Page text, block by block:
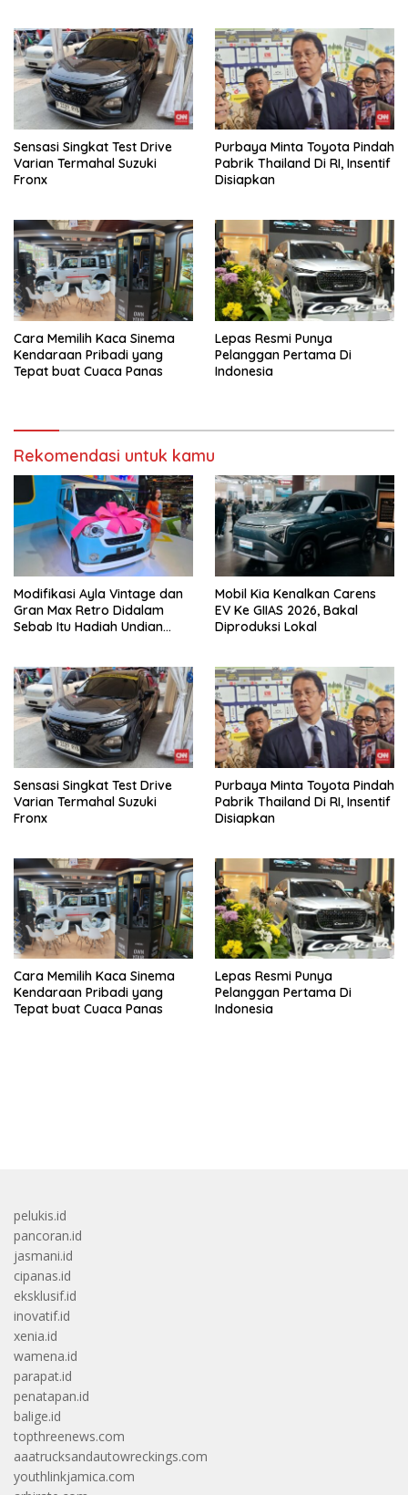
Sensasi Singkat Test Drive
Varian Termahal Suzuki
Fronx
Purbaya Minta Toyota Pindah
Pabrik Thailand Di RI, Insentif
Disiapkan
Cara Memilih Kaca Sinema
Kendaraan Pribadi yang
Tepat buat Cuaca Panas
Lepas Resmi Punya
Pelanggan Pertama Di
Indonesia
Rekomendasi untuk kamu
Modifikasi Ayla Vintage dan
Gran Max Retro Didalam
Sebab Itu Hadiah Undian
Mobil Kia Kenalkan Carens
EV Ke GIIAS 2026, Bakal
Diproduksi Lokal
Sensasi Singkat Test Drive
Varian Termahal Suzuki
Fronx
Purbaya Minta Toyota Pindah
Pabrik Thailand Di RI, Insentif
Disiapkan
Cara Memilih Kaca Sinema
Kendaraan Pribadi yang
Tepat buat Cuaca Panas
Lepas Resmi Punya
Pelanggan Pertama Di
Indonesia
pelukis.id
pancoran.id
jasmani.id
cipanas.id
eksklusif.id
inovatif.id
xenia.id
wamena.id
parapat.id
penatapan.id
balige.id
topthreenews.com
aaatrucksandautowreckings.com
youthlinkjamica.com